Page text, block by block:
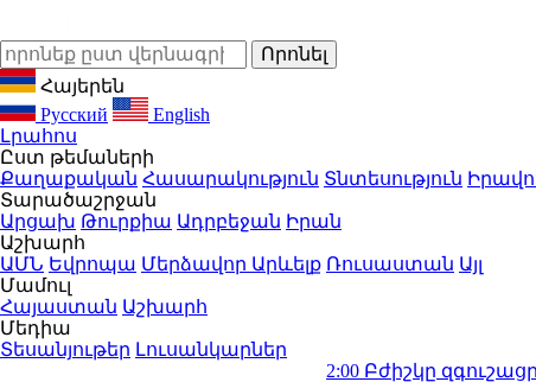
Հայերեն
Русский
English
Լրահոս
Ըստ թեմաների
Քաղաքական Հասարակություն Տնտեսություն
Տարածաշրջան
Արցախ Թուրքիա Ադրբեջան Իրան
Աշխարհ
ԱՄՆ Եվրոպա Մերձավոր Արևելք Ռուսաստան Այլ
Մամուլ
Հայաստան Աշխարհ
Մեդիա
Տեսանյութեր Լուսանկարներ
Բժիշկը զգուշացրել է 1